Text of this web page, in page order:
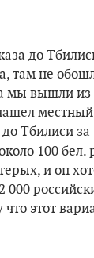
до
там не
мы вышли из
Тбилиси за
100 бел.
и он
000
этот